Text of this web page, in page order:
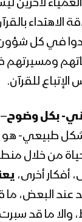
الرمضانية
الحوثي 08 رمضان 1442هـ
الرمضانية
الرمضانية
العمياء لآخرين
الاهتداء
في كل شؤون
ومسيرتهم
للقرآن.
بكل وضوح–
طبيعي-
من خلال
أفكار أخرى،
عند البعض، ما
والا ما قد